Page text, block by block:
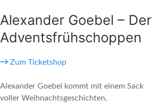
Alexander Goebel – Der
Adventsfrühschoppen
Zum Ticketshop
Alexander Goebel kommt mit einem Sack
voller Weihnachtsgeschichten,